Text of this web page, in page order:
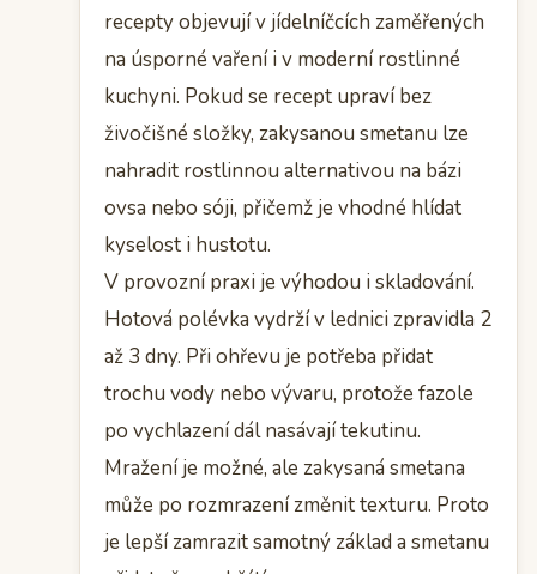
recepty objevují v jídelníčcích zaměřených
na úsporné vaření i v moderní rostlinné
kuchyni. Pokud se recept upraví bez
živočišné složky, zakysanou smetanu lze
nahradit rostlinnou alternativou na bázi
ovsa nebo sóji, přičemž je vhodné hlídat
kyselost i hustotu.
V provozní praxi je výhodou i skladování.
Hotová polévka vydrží v lednici zpravidla 2
až 3 dny. Při ohřevu je potřeba přidat
trochu vody nebo vývaru, protože fazole
po vychlazení dál nasávají tekutinu.
Mražení je možné, ale zakysaná smetana
může po rozmrazení změnit texturu. Proto
je lepší zamrazit samotný základ a smetanu